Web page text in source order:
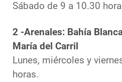
Sábado de 9 a 10.30
2 -Arenales: Bahía
María del Carril
Lunes, miércoles y
horas.